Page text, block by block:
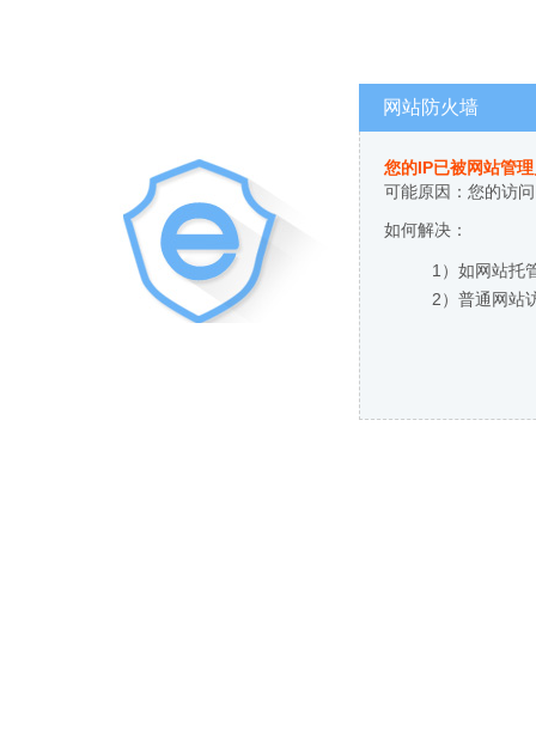
网站防火墙
您的IP已被网站管
可能原因：您的访
如何解决：
1）如网站托
2）普通网站